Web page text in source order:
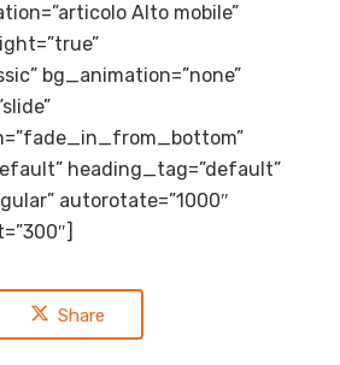
Alto mobile”
bg_animation=”none”
heading_tag=”default”
autorotate=”1000″
Share